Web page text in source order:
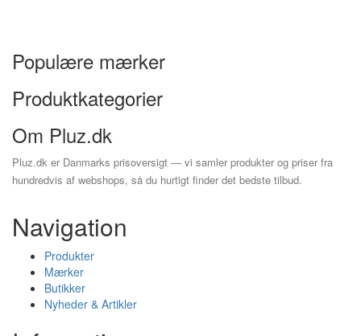
Populære mærker
Produktkategorier
Om Pluz.dk
Pluz.dk er Danmarks prisoversigt — vi samler produkter og priser fra
hundredvis af webshops, så du hurtigt finder det bedste tilbud.
Navigation
Produkter
Mærker
Butikker
Nyheder & Artikler